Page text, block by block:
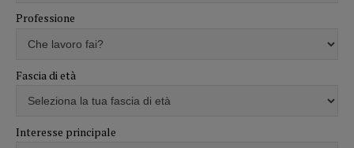
Professione
Fascia di età
Interesse principale